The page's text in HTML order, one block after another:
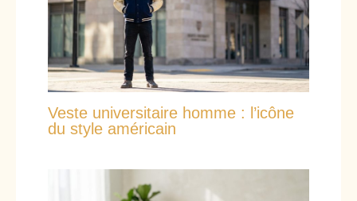
Veste universitaire homme : l’icône
du style américain